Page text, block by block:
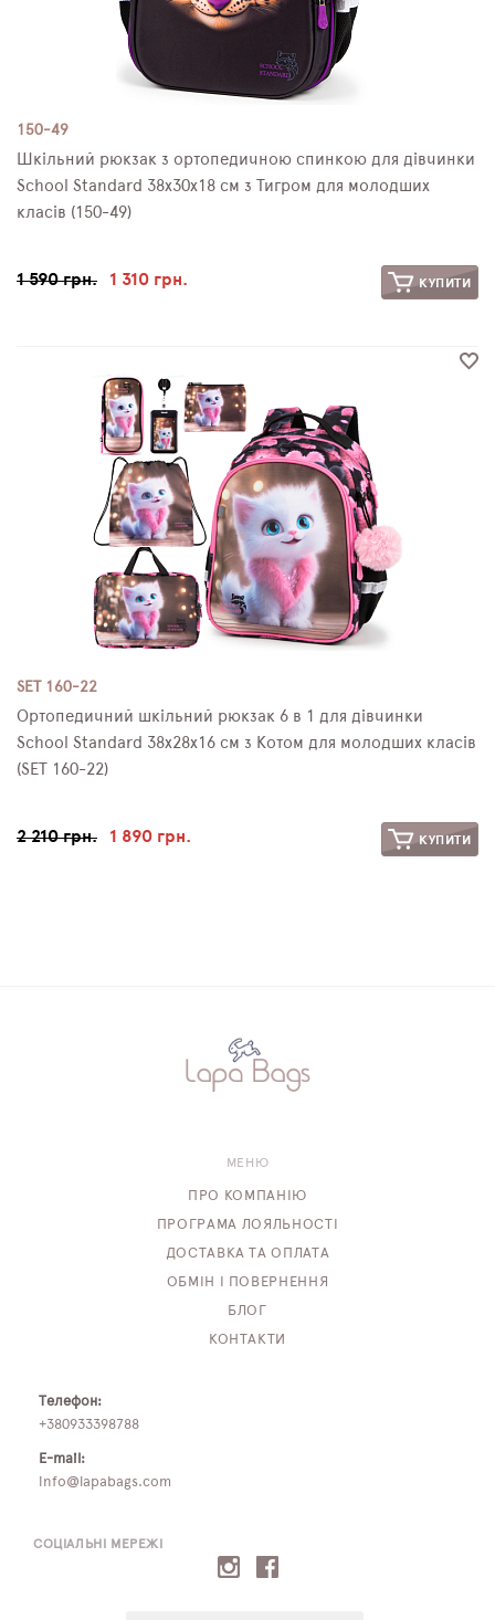
150-49
Шкільний рюкзак з ортопедичною спинкою для дівчинки
School Standard 38х30х18 см з Тигром для молодших
класів (150-49)
1 590 грн. 1 310 грн. КУПИТИ
SET 160-22
Ортопедичний шкільний рюкзак 6 в 1 для дівчинки
School Standard 38х28х16 см з Котом для молодших класів
(SET 160-22)
2 210 грн. 1 890 грн. КУПИТИ
СОЦІАЛЬНІ МЕРЕЖІ
МЕНЮ
ПРО КОМПАНІЮ
ПРОГРАМА ЛОЯЛЬНОСТІ
ДОСТАВКА ТА ОПЛАТА
ОБМІН І ПОВЕРНЕННЯ
БЛОГ
КОНТАКТИ
Телефон:
+380933398788
E-mail:
info@lapabags.com